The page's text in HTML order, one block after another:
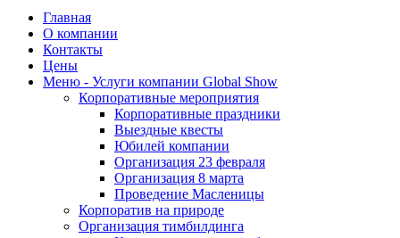
Главная
О компании
Контакты
Цены
Меню - Услуги компании Global Show
Корпоративные мероприятия
Корпоративные праздники
Выездные квесты
Юбилей компании
Организация 23 февраля
Организация 8 марта
Проведение Масленицы
Корпоратив на природе
Организация тимбилдинга